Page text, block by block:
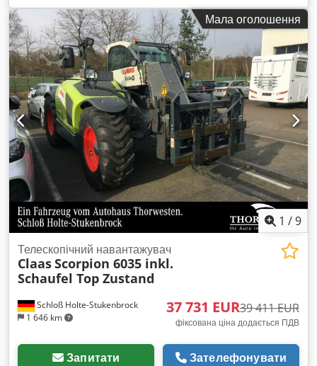
Мала оголошення
1 /9
Schloß Holte-Stukenbrock
1 646 km
Телескопічний навантажувач
ClaasScorpion 6035 inkl.
Schaufel Top Zustand
37 731 EUR39 411 EUR
фіксована ціна додається ПДВ
Запитати Зателефонувати